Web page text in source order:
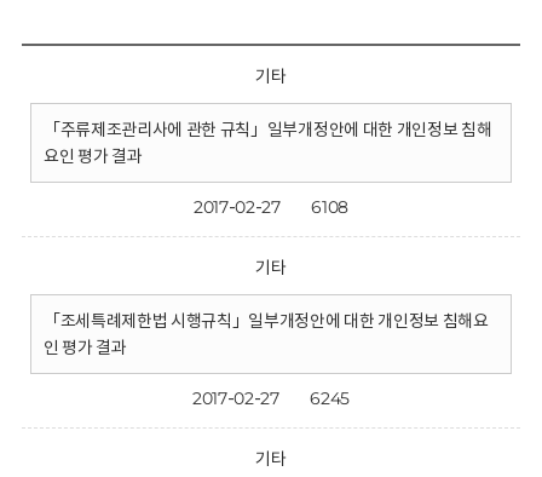
기타
「주류제조관리사에 관한 규칙」일부개정안에 대한 개인정보 침해
요인 평가 결과
2017-02-27 6108
기타
「조세특례제한법 시행규칙」일부개정안에 대한 개인정보 침해요
인 평가 결과
2017-02-27 6245
기타